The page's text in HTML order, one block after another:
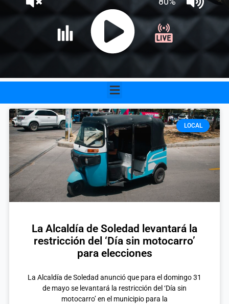
Menu
LOCAL
La Alcaldía de Soledad levantará la
restricción del ‘Día sin motocarro’
para elecciones
La Alcaldía de Soledad anunció que para el domingo 31
de mayo se levantará la restricción del ‘Día sin
motocarro’ en el municipio para la